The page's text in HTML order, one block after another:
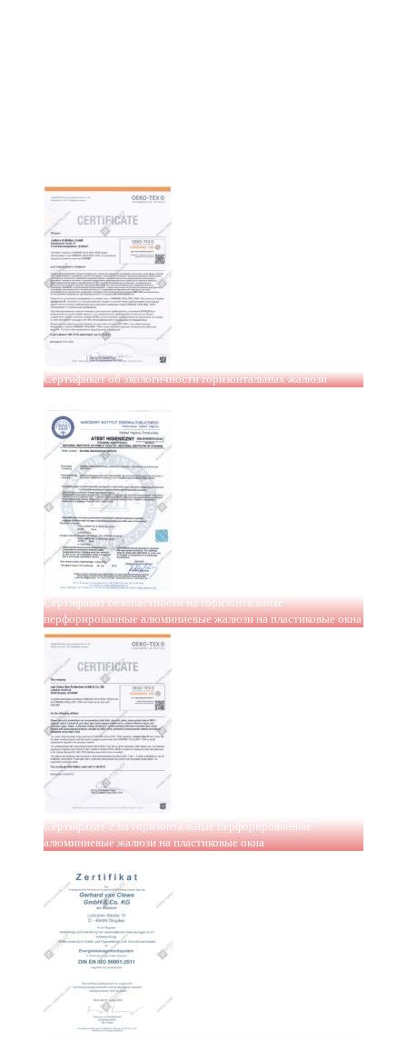
Сертификат об экологичности горизонтальных жалюзи
Сертификат безопастности на горизонтальные
перфорированные алюминиевые жалюзи на пластиковые окна
Сертификат 2 на горизонтальные перфорированные
алюминиевые жалюзи на пластиковые окна